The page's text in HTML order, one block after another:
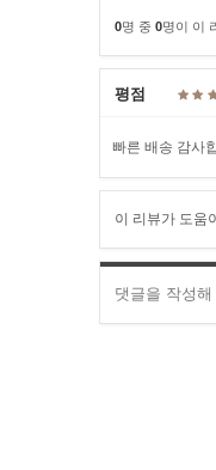
0명 중 0명이 이
평점
빠른 배송 감사
이 리뷰가 도움